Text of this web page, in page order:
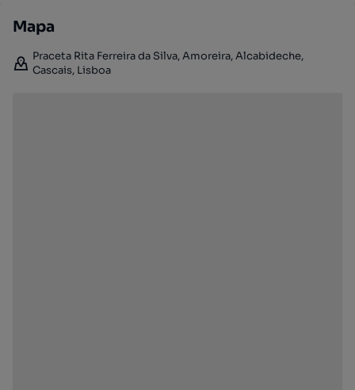
Mapa
Praceta Rita Ferreira da Silva, Amoreira, Alcabideche,
Cascais, Lisboa